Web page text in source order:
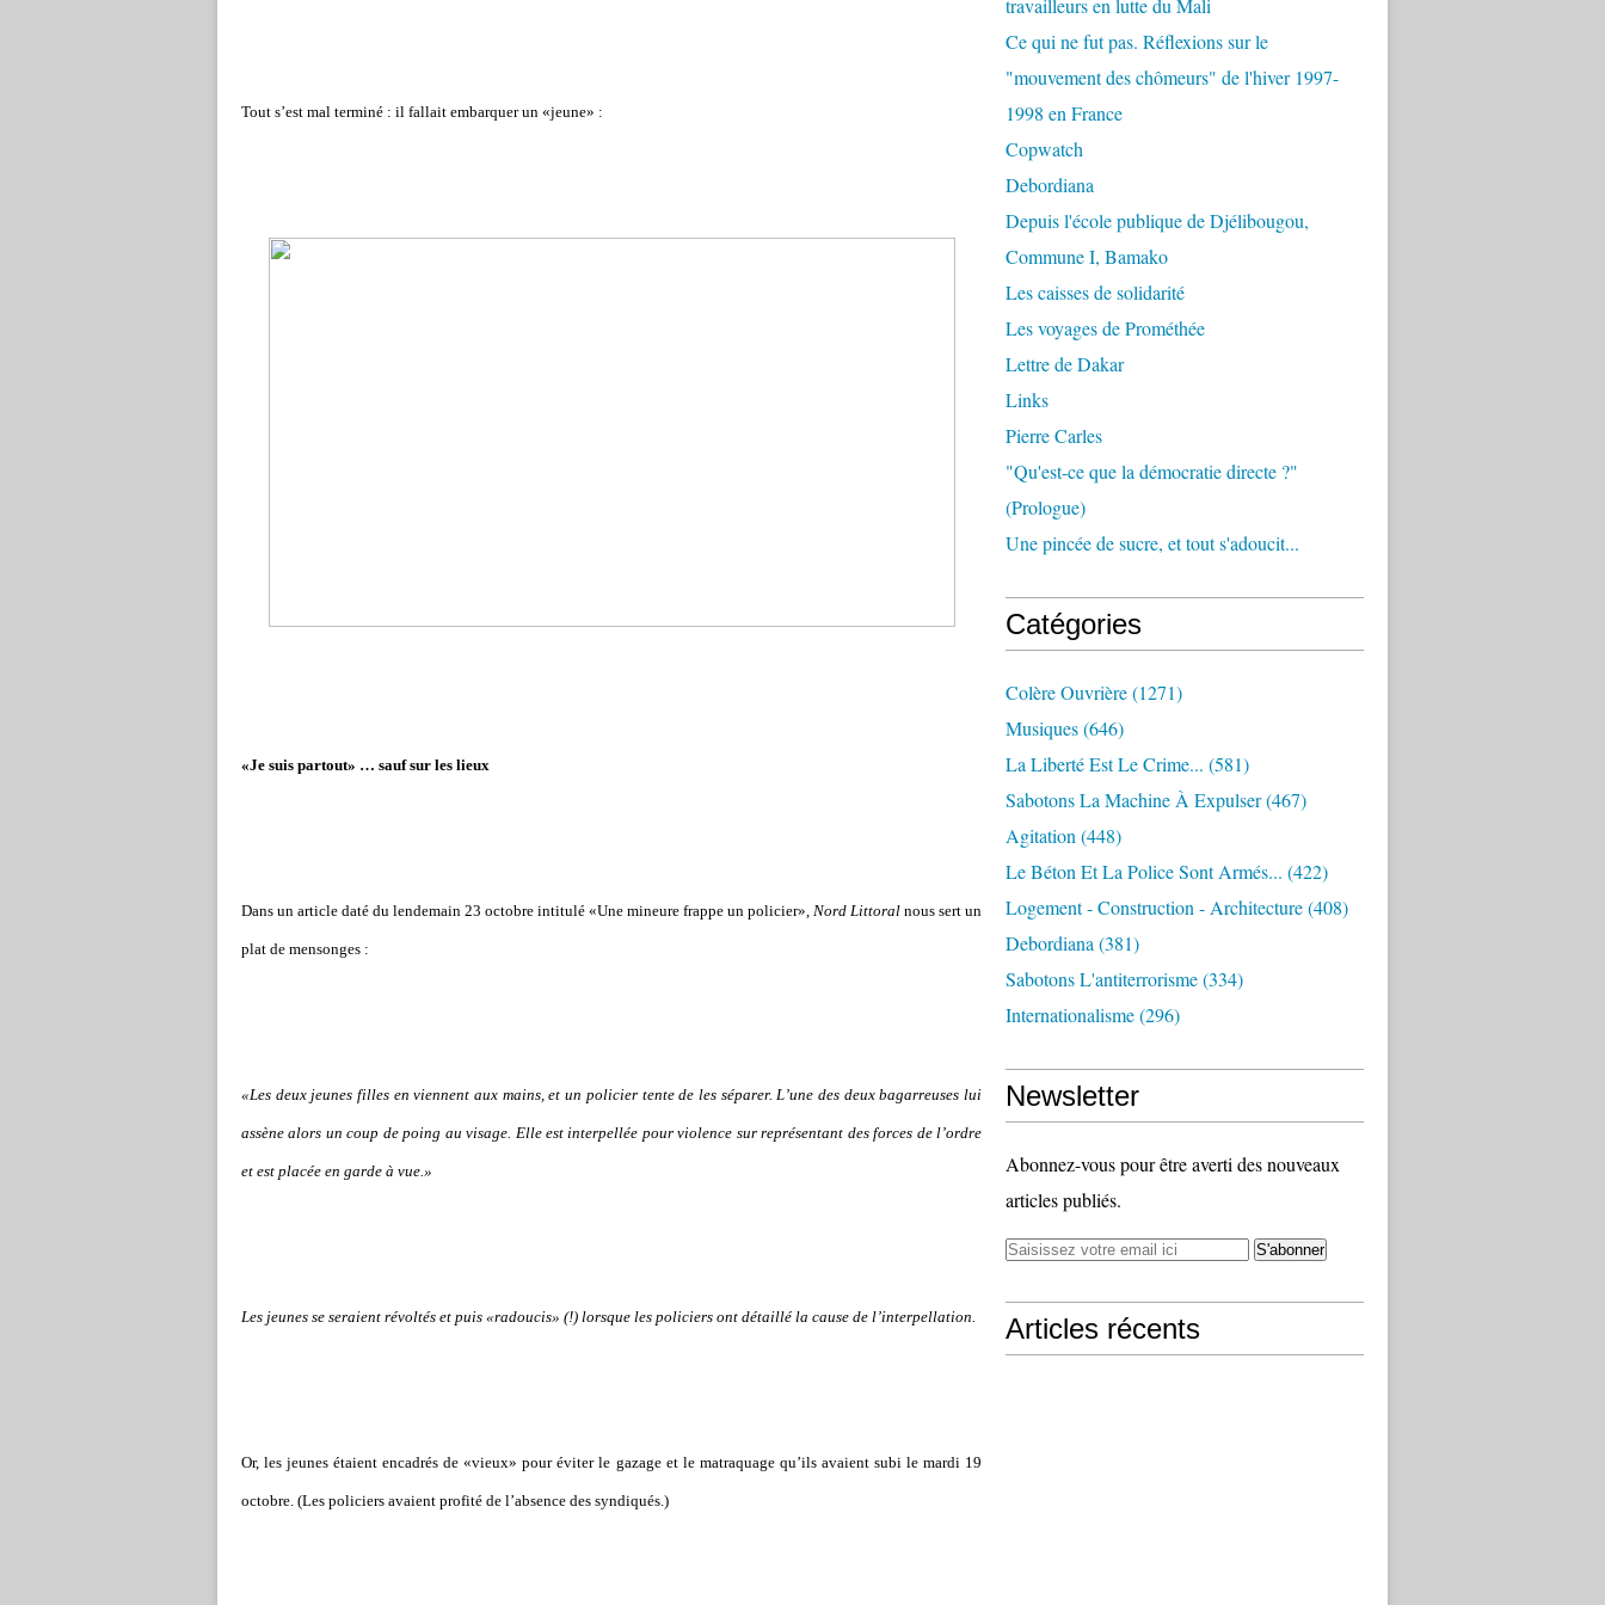
Tout s’est mal terminé : il fallait embarquer un «jeune» :
«Je suis partout» … sauf sur les lieux
Dans un article daté du lendemain 23 octobre intitulé «Une mineure frappe un policier», Nord Littoral nous sert un
plat de mensonges :
«Les deux jeunes filles en viennent aux mains, et un policier tente de les séparer. L’une des deux bagarreuses lui
assène alors un coup de poing au visage. Elle est interpellée pour violence sur représentant des forces de l’ordre
et est placée en garde à vue.»
Les jeunes se seraient révoltés et puis «radoucis» (!) lorsque les policiers ont détaillé la cause de l’interpellation.
Or, les jeunes étaient encadrés de «vieux» pour éviter le gazage et le matraquage qu’ils avaient subi le mardi 19
octobre. (Les policiers avaient profité de l’absence des syndiqués.)
travailleurs en lutte du Mali
Ce qui ne fut pas. Réflexions sur le
"mouvement des chômeurs" de l'hiver 1997-
1998 en France
Copwatch
Debordiana
Depuis l'école publique de Djélibougou,
Commune I, Bamako
Les caisses de solidarité
Les voyages de Prométhée
Lettre de Dakar
Links
Pierre Carles
"Qu'est-ce que la démocratie directe ?"
(Prologue)
Une pincée de sucre, et tout s'adoucit...
Catégories
Colère Ouvrière(1271)
Musiques(646)
La Liberté Est Le Crime... (581)
Sabotons La Machine À Expulser(467)
Agitation (448)
Le Béton Et La Police Sont Armés... (422)
Logement - Construction - Architecture(408)
Debordiana (381)
Sabotons L'antiterrorisme(334)
Internationalisme(296)
Newsletter
Abonnez-vous pour être averti des nouveaux
articles publiés.
Articles récents